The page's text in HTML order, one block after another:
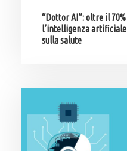
“Dottor AI”: oltre il
l’intelligenza
sulla salute